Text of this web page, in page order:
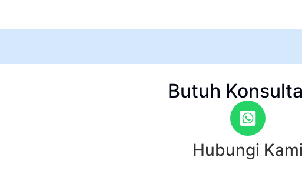
Butuh
Hubungi Kami